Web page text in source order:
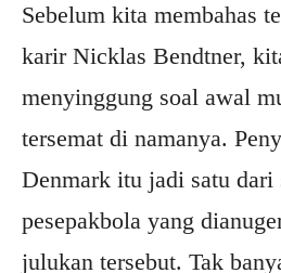
Sebelum kita membahas
karir Nicklas Bendtner,
menyinggung soal awal
tersemat di namanya.
Denmark itu jadi satu dari
pesepakbola yang
julukan tersebut. Tak